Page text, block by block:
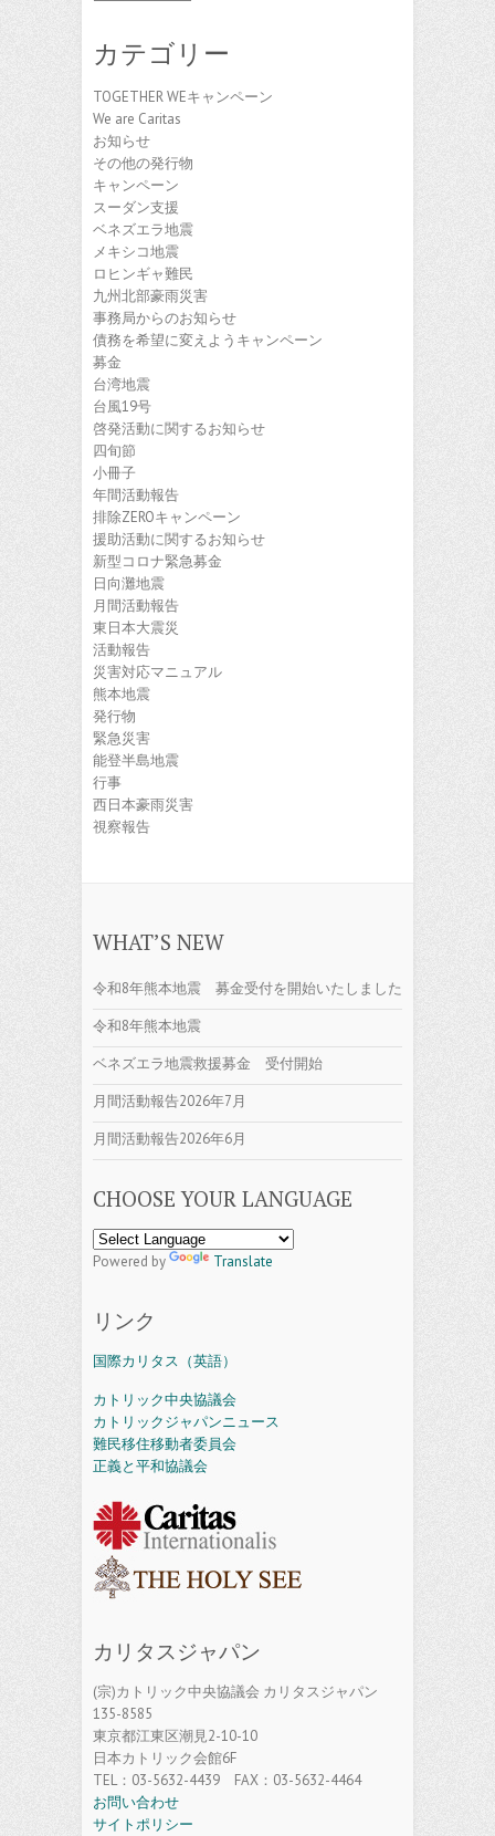
イ
カテゴリー
TOGETHER WEキャンペーン
We are Caritas
お知らせ
その他の発行物
キャンペーン
スーダン支援
ベネズエラ地震
メキシコ地震
ロヒンギャ難民
九州北部豪雨災害
事務局からのお知らせ
債務を希望に変えようキャンペーン
募金
台湾地震
台風19号
啓発活動に関するお知らせ
四旬節
小冊子
年間活動報告
排除ZEROキャンペーン
援助活動に関するお知らせ
新型コロナ緊急募金
日向灘地震
月間活動報告
東日本大震災
活動報告
災害対応マニュアル
熊本地震
発行物
緊急災害
能登半島地震
行事
西日本豪雨災害
視察報告
WHAT’S NEW
令和8年熊本地震 募金受付を開始いたしました
令和8年熊本地震
ベネズエラ地震救援募金 受付開始
月間活動報告2026年7月
月間活動報告2026年6月
CHOOSE YOUR LANGUAGE
Powered by Translate
リンク
国際カリタス（英語）
カトリック中央協議会
カトリックジャパンニュース
難民移住移動者委員会
正義と平和協議会
カリタスジャパン
(宗)カトリック中央協議会 カリタスジャパン
135-8585
東京都江東区潮見2-10-10
日本カトリック会館6F
TEL：03-5632-4439 FAX：03-5632-4464
お問い合わせ
サイトポリシー